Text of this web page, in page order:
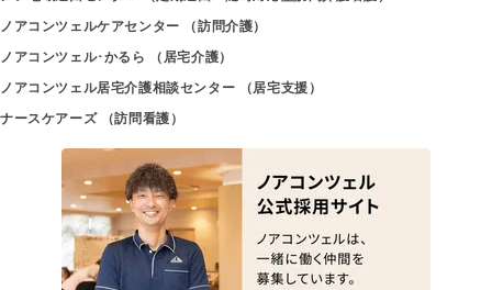
ノアコンツェルケアセンター （訪問介護）
ノアコンツェル･かるら （居宅介護）
ノアコンツェル居宅介護相談センター （居宅支援）
ナースケアーズ （訪問看護）